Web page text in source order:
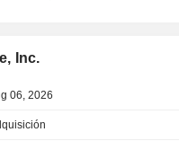
Inc.
06, 2026